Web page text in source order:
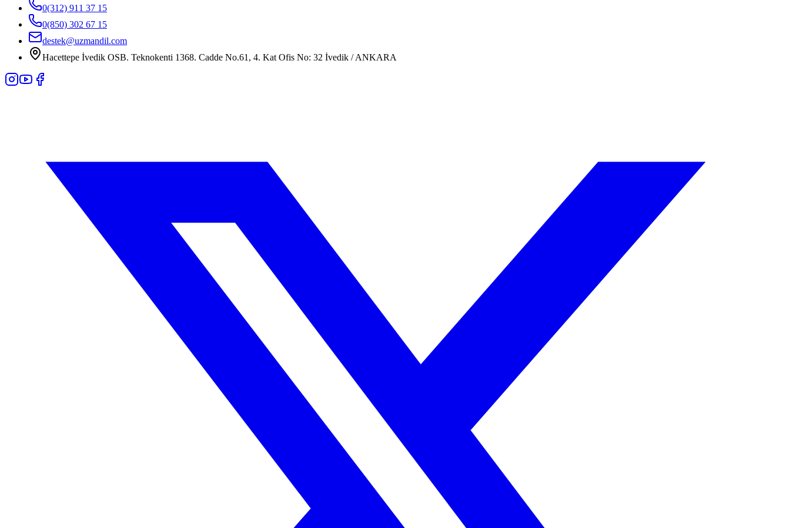
0(312) 911 37 15
0(850) 302 67 15
destek@uzmandil.com
Hacettepe İvedik OSB. Teknokenti 1368. Cadde No.61, 4. Kat Ofis No: 32 İvedik / ANKARA